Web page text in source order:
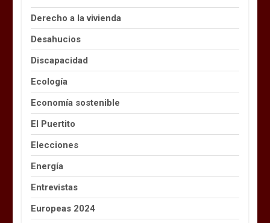
Derecho a la vivienda
Desahucios
Discapacidad
Ecología
Economía sostenible
El Puertito
Elecciones
Energía
Entrevistas
Europeas 2024